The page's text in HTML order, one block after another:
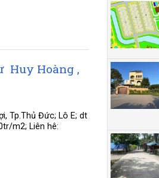
Huy Hoàng ,
Tp.Thủ Đức; Lô E; dt
m2; Liên hê: